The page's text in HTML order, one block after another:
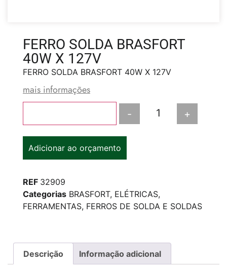
FERRO SOLDA BRASFORT
40W X 127V
FERRO SOLDA BRASFORT 40W X 127V
mais informações
- +
Adicionar ao orçamento
REF 32909
Categorias BRASFORT, ELÉTRICAS,
FERRAMENTAS, FERROS DE SOLDA E SOLDAS
Descrição Informação adicional